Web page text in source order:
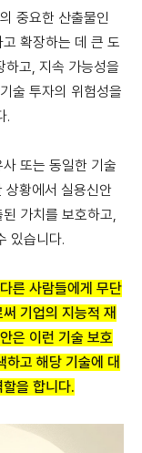
중요한 산출물인
확장하는 데 큰 도
하고, 지속 가능성을
술 투자의 위험성을
.
또는 동일한 기술
상황에서 실용신안
가치를 보호하고,
있습니다.
른 사람들에게 무단
기업의 지능적 재
은 이런 기술 보호
하고 해당 기술에 대
을 합니다.